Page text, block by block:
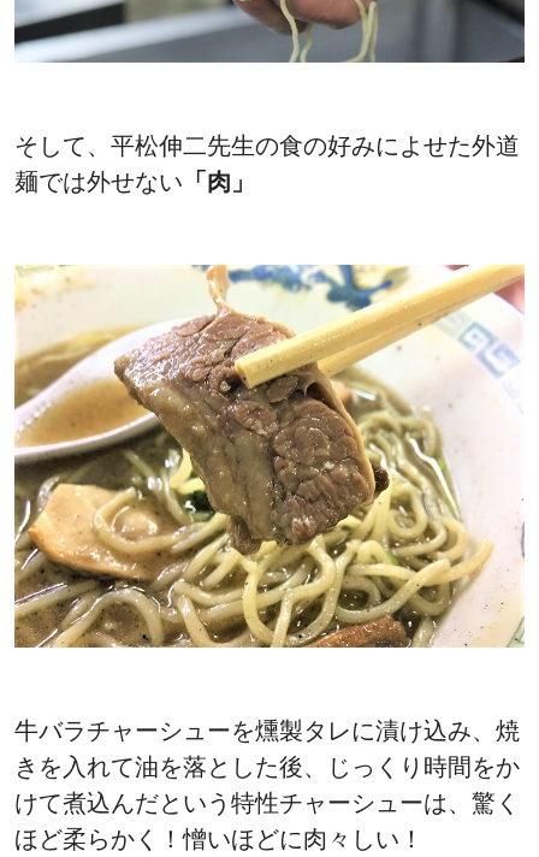
そして、平松伸二先生の食の好みによせた外道
麺では外せない 「肉」
牛バラチャーシューを燻製タレに漬け込み、焼
きを入れて油を落とした後、じっくり時間をか
けて煮込んだという特性チャーシューは、驚く
ほど柔らかく！憎いほどに肉々しい！